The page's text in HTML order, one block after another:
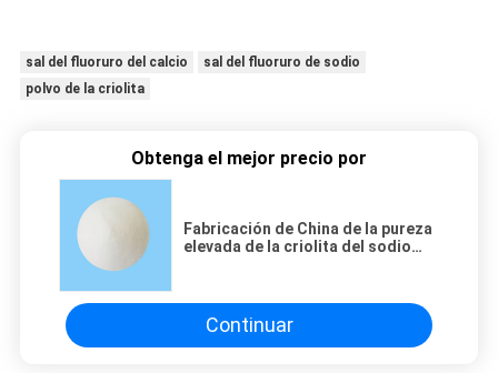
sal del fluoruro del calcio
sal del fluoruro de sodio
polvo de la criolita
Obtenga el mejor precio por
Fabricación de China de la pureza
elevada de la criolita del sodio
Continuar